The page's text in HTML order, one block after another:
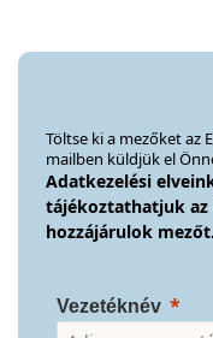
Töltse ki a mezőket az
mailben küldjük el
Adatkezelési
tájékoztathatjuk az
hozzájárulok mezőt.
Vezetéknév